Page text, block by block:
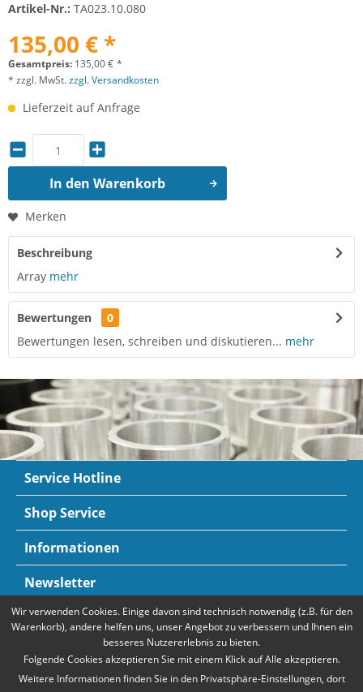
Artikel-Nr.: TA023.10.080
135,00 € *
Gesamtpreis: 135,00€ *
* zzgl. MwSt.zzgl. Versandkosten
Lieferzeit auf Anfrage
In den Warenkorb
Merken
Beschreibung
Array mehr
Bewertungen
0
Bewertungen lesen, schreiben und diskutieren... mehr
Service Hotline
Shop Service
Informationen
Newsletter
Zahlungsarten Mehr Informationen
Wir verwenden Cookies. Einige davon sind technisch notwendig (z.B. für den
Warenkorb), andere helfen uns, unser Angebot zu verbessern und Ihnen ein
besseres Nutzererlebnis zu bieten.
Folgende Cookies akzeptieren Sie mit einem Klick auf Alle akzeptieren.
Weitere Informationen finden Sie in den Privatsphäre-Einstellungen, dort